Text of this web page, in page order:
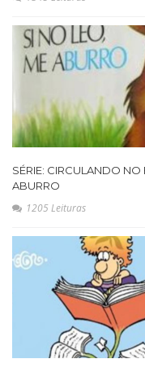
SÉRIE: CIRCULANDO NO
ABURRO
1205 Leituras